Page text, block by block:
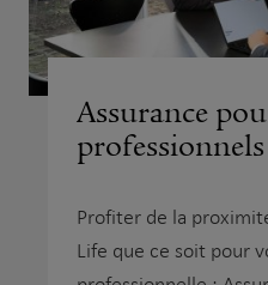
Assurance
professionnels
Profiter de la
Life que ce soit pour